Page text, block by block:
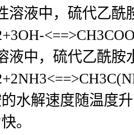
溶液中，硫代乙
液中，硫代乙酰
水解速度随温度
。